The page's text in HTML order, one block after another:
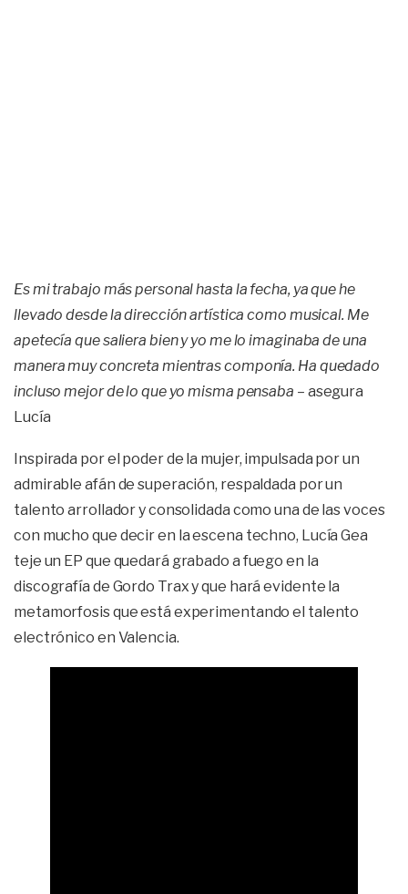
Es mi trabajo más personal hasta la fecha, ya que he
llevado desde la dirección artística como musical. Me
apetecía que saliera bien y yo me lo imaginaba de una
manera muy concreta mientras componía. Ha quedado
incluso mejor de lo que yo misma pensaba – asegura
Lucía
Inspirada por el poder de la mujer, impulsada por un
admirable afán de superación, respaldada por un
talento arrollador y consolidada como una de las voces
con mucho que decir en la escena techno, Lucía Gea
teje un EP que quedará grabado a fuego en la
discografía de Gordo Trax y que hará evidente la
metamorfosis que está experimentando el talento
electrónico en Valencia.